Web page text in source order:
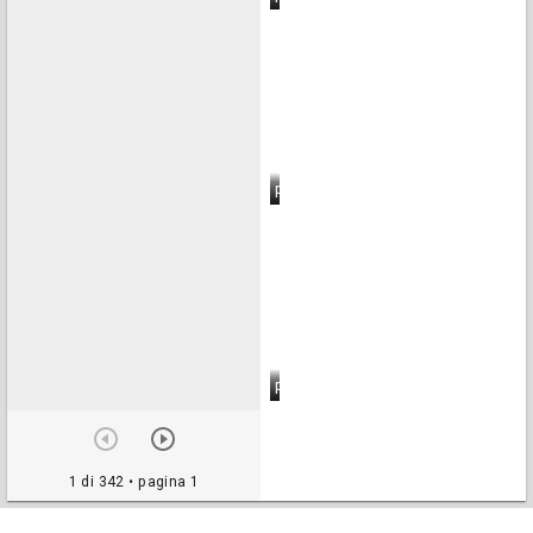
1 di 342 • pagina 1
pagina 6
pagina 7
pagina 8
pagina 9